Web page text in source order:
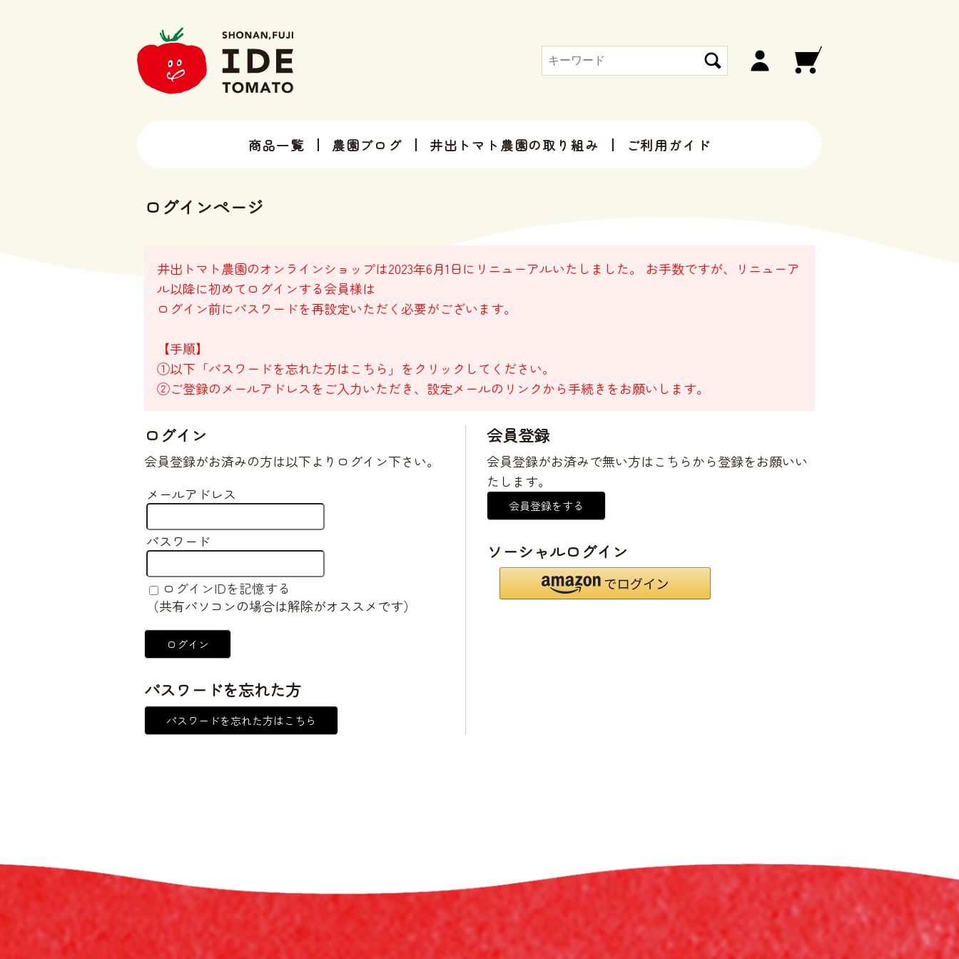
商品一覧 農園ブログ 井出トマト農園の取り組み ご利用ガイド
ログインページ
井出トマト農園のオンラインショップは2023年6月1日にリニューアルいたしました。 お手数ですが、リニューア
ル以降に初めてログインする会員様は
ログイン前にパスワードを再設定いただく必要がございます。
【手順】
①以下「パスワードを忘れた方はこちら」をクリックしてください。
②ご登録のメールアドレスをご入力いただき、設定メールのリンクから手続きをお願いします。
ログイン
会員登録がお済みの方は以下よりログイン下さい。
メールアドレス
パスワード
ログインIDを記憶する
（共有パソコンの場合は解除がオススメです）
ログイン
パスワードを忘れた方
パスワードを忘れた方はこちら
会員登録
会員登録がお済みで無い方はこちらから登録をお願いい
たします。
会員登録をする
ソーシャルログイン